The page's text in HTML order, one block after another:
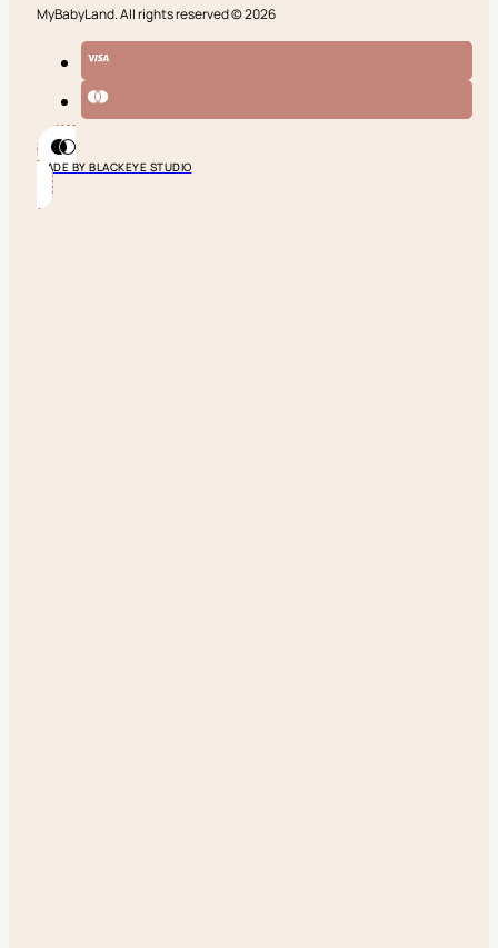
MyBabyLand. All rights reserved © 2026
MADE BY BLACKEYE STUDIO